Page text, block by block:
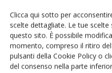
Clicca qui sotto per
scelte dettagliate. Le tue
questo sito. È possibile
momento, compreso il ritiro
pulsanti della Cookie Policy o
del consenso nella parte
Facebook